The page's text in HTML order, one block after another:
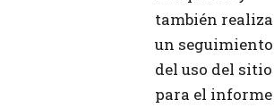
también realiza
un seguimiento
del uso del sitio
para el informe